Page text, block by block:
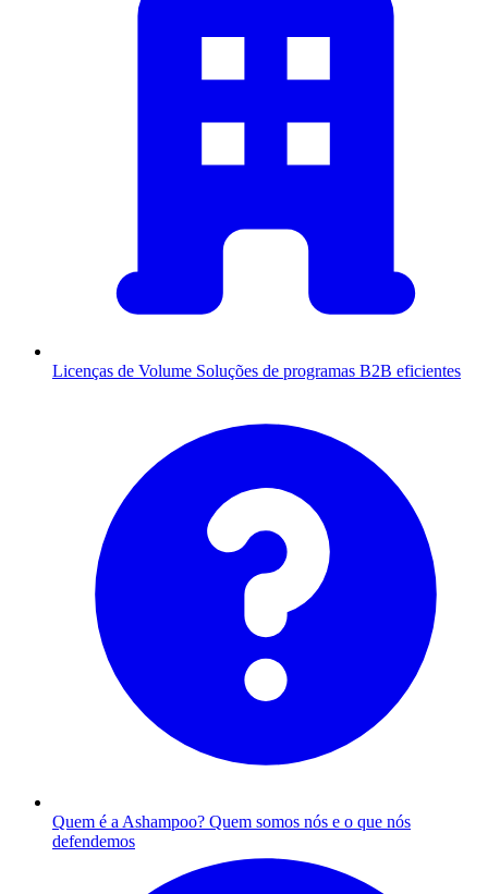
Licenças de Volume Soluções de programas B2B eficientes
Quem é a Ashampoo? Quem somos nós e o que nós
defendemos